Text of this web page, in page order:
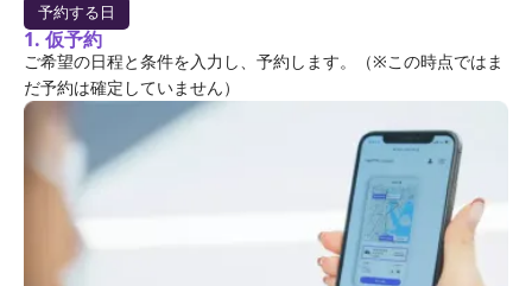
予約する日
1. 仮予約
ご希望の日程と条件を入力し、予約します。（※この時点ではま
だ予約は確定していません）